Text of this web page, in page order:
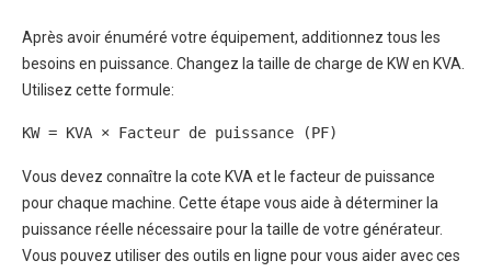
Après avoir énuméré votre équipement, additionnez tous les
besoins en puissance. Changez la taille de charge de KW en KVA.
Utilisez cette formule:
KW = KVA × Facteur de puissance (PF)
Vous devez connaître la cote KVA et le facteur de puissance
pour chaque machine. Cette étape vous aide à déterminer la
puissance réelle nécessaire pour la taille de votre générateur.
Vous pouvez utiliser des outils en ligne pour vous aider avec ces